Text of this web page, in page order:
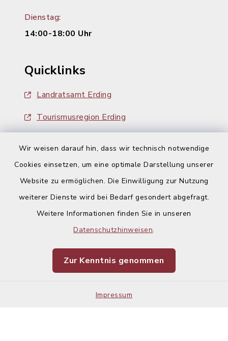
Wir weisen darauf hin, dass wir technisch notwendige
Cookies einsetzen, um eine optimale Darstellung unserer
Website zu ermöglichen. Die Einwilligung zur Nutzung
weiterer Dienste wird bei Bedarf gesondert abgefragt.
Weitere Informationen finden Sie in unseren
Datenschutzhinweisen.
Zur Kenntnis genommen
Impressum
Dienstag:
14:00-18:00 Uhr
Quicklinks
Landratsamt Erding
Tourismusregion Erding
Kontakt
Datenschutz
Impressum